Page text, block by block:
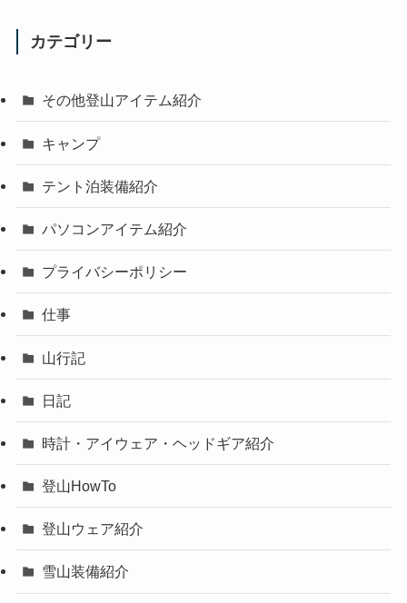
カテゴリー
その他登山アイテム紹介
キャンプ
テント泊装備紹介
パソコンアイテム紹介
プライバシーポリシー
仕事
山行記
日記
時計・アイウェア・ヘッドギア紹介
登山HowTo
登山ウェア紹介
雪山装備紹介